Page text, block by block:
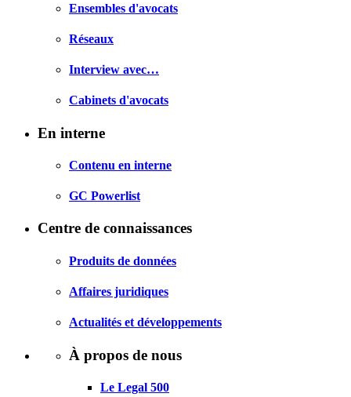
Ensembles d'avocats
Réseaux
Interview avec…
Cabinets d'avocats
En interne
Contenu en interne
GC Powerlist
Centre de connaissances
Produits de données
Affaires juridiques
Actualités et développements
À propos de nous
Le Legal 500